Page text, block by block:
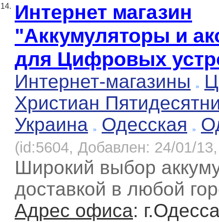
14. Интернет магазин
"Аккумуляторы и
для Цифровых
Интернет-магазины
Христиан
Украина
Одесская
(id:5604, Добавлен: 24/01/
Широкий выбор
доставкой в любой
Адрес офиса: